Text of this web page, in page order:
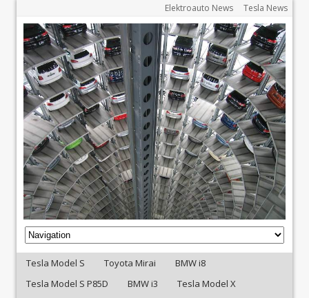
Elektroauto News Tesla News
Tesla Model S Toyota Mirai
BMW i8
Tesla Model S P85D
BMW i3
Tesla Model X